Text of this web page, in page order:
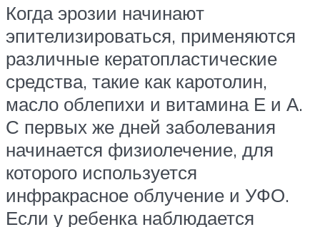
Когда эрозии начинают
эпителизироваться, применяются
различные кератопластические
средства, такие как каротолин,
масло облепихи и витамина Е и А.
С первых же дней заболевания
начинается физиолечение, для
которого используется
инфракрасное облучение и УФО.
Если у ребенка наблюдается